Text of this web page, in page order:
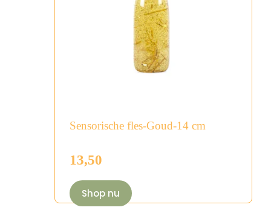
Sensorische fles-Goud-14 cm
13,50
Shop nu